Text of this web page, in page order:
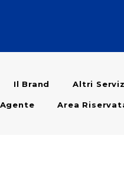
Il Brand Altri
Area